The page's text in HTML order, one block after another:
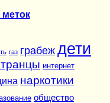
газ грабеж дети
интернет
наркотики
общество